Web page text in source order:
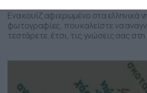
Ενα κουίζ αφιερωμένο στα ελληνικά
φωτογραφίες, που καλείστε να
τεστάρετε, έτσι, τις γνώσεις σας
γνωρίζεις τα ελληνικά νησιά;”] Πηγή